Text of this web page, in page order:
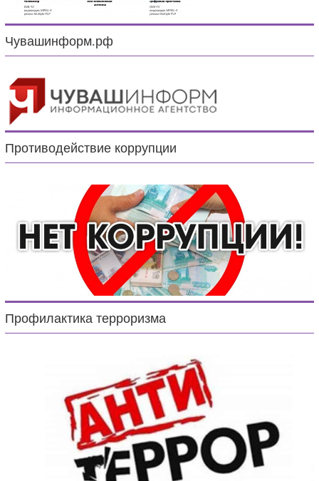
Чувашинформ.рф
Противодействие коррупции
Профилактика терроризма